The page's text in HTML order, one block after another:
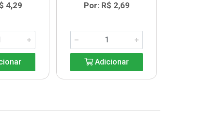
4,29 Por: R$ 2,69
Adicionar